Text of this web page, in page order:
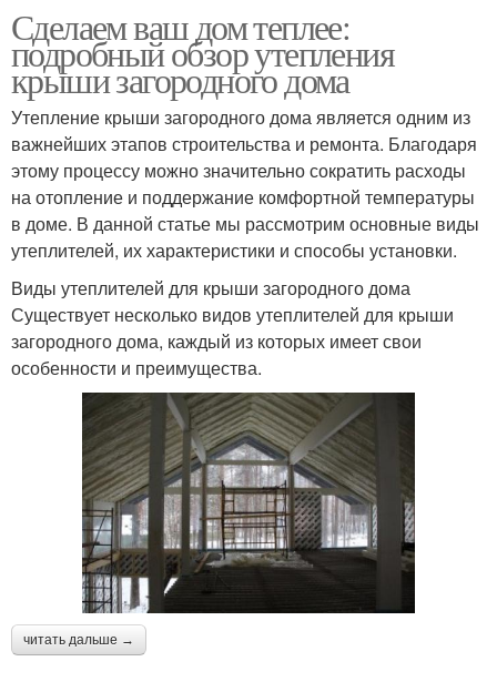
Сделаем ваш дом теплее:
подробный обзор утепления
крыши загородного дома
Утепление крыши загородного дома является одним из
важнейших этапов строительства и ремонта. Благодаря
этому процессу можно значительно сократить расходы
на отопление и поддержание комфортной температуры
в доме. В данной статье мы рассмотрим основные виды
утеплителей, их характеристики и способы установки.
Виды утеплителей для крыши загородного дома
Существует несколько видов утеплителей для крыши
загородного дома, каждый из которых имеет свои
особенности и преимущества.
читать дальше →